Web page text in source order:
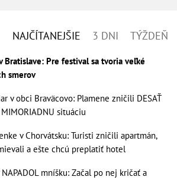
NAJČÍTANEJŠIE 3 DNI TÝŽDEŇ
Bratislave: Pre festival sa tvoria veľké
smerov
v obci Braväcovo: Plamene zničili DESAŤ
situáciu
v Chorvátsku: Turisti zničili apartmán,
a ešte chcú preplatiť hotel
mníšku: Začal po nej kričať a